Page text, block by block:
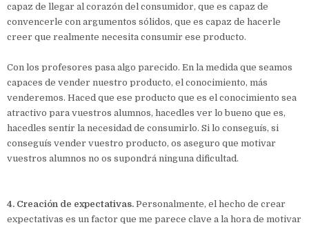
capaz de llegar al corazón del consumidor, que es capaz de
convencerle con argumentos sólidos, que es capaz de hacerle
creer que realmente necesita consumir ese producto.
Con los profesores pasa algo parecido. En la medida que seamos
capaces de vender nuestro producto, el conocimiento, más
venderemos. Haced que ese producto que es el conocimiento sea
atractivo para vuestros alumnos, hacedles ver lo bueno que es,
hacedles sentir la necesidad de consumirlo. Si lo conseguís, si
conseguís vender vuestro producto, os aseguro que motivar
vuestros alumnos no os supondrá ninguna dificultad.
4. Creación de expectativas. Personalmente, el hecho de crear
expectativas es un factor que me parece clave a la hora de motivar